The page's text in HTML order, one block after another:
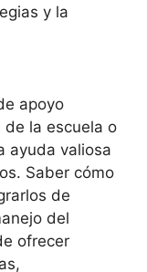
y la
apoyo
la escuela o
ayuda valiosa
Saber cómo
de
del
ofrecer